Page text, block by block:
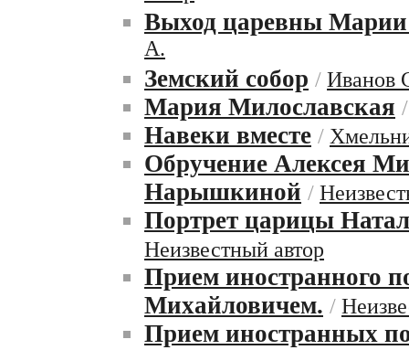
Выход царевны
А.
Земский собор / Иванов
Мария Милославская
Навеки вместе /
Обручение Алексея
Нарышкиной /
Портрет царицы
Неизвестный автор
Прием иностранного
Михайловичем. /
Прием иностранных